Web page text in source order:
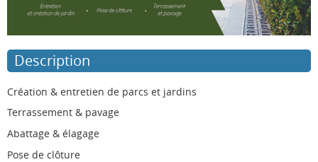
Description
Création & entretien de parcs et jardins
Terrassement & pavage
Abattage & élagage
Pose de clôture